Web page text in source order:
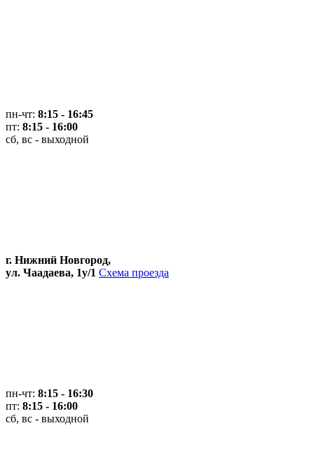
пн-чт: 8:15 - 16:45
пт: 8:15 - 16:00
сб, вс - выходной
г. Нижний Новгород,
ул. Чаадаева, 1у/1 Схема проезда
пн-чт: 8:15 - 16:30
пт: 8:15 - 16:00
сб, вс - выходной